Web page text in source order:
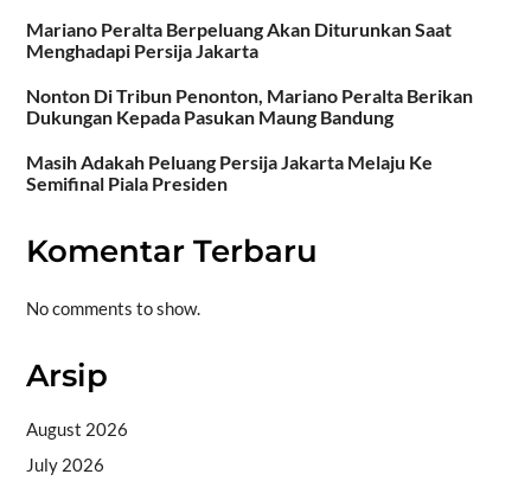
Mariano Peralta Berpeluang Akan Diturunkan Saat
Menghadapi Persija Jakarta
Nonton Di Tribun Penonton, Mariano Peralta Berikan
Dukungan Kepada Pasukan Maung Bandung
Masih Adakah Peluang Persija Jakarta Melaju Ke
Semifinal Piala Presiden
Komentar Terbaru
No comments to show.
Arsip
August 2026
July 2026